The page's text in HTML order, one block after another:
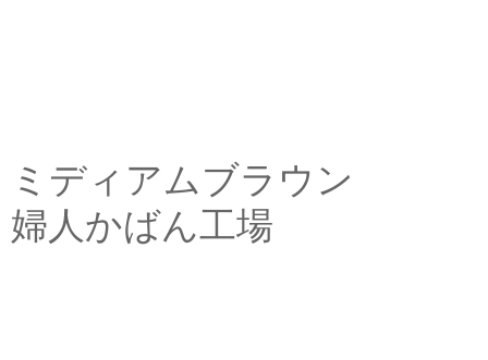
ミディアムブラウン
婦人かばん工場